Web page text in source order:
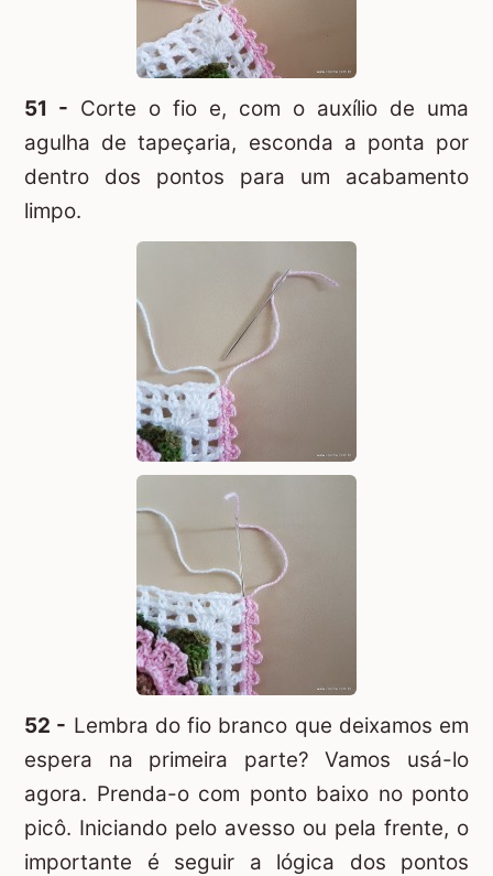
51 - Corte o fio e, com o auxílio de uma
agulha de tapeçaria, esconda a ponta por
dentro dos pontos para um acabamento
limpo.
52 - Lembra do fio branco que deixamos em
espera na primeira parte? Vamos usá-lo
agora. Prenda-o com ponto baixo no ponto
picô. Iniciando pelo avesso ou pela frente, o
importante é seguir a lógica dos pontos